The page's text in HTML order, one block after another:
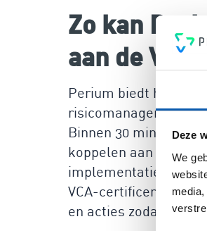
Deze
We
Zo kan
aan de VCA
Perium biedt het
Binnen 30 minuten
koppelen aan de
VCA-certificering te
en acties zodat je